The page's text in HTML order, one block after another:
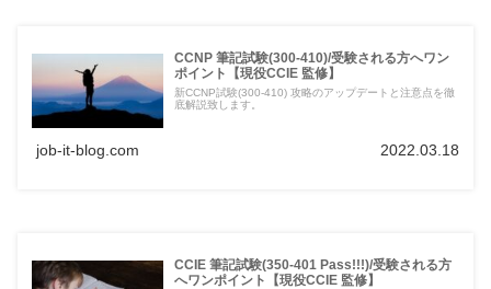
CCNP 筆記試験(300-410)/受験される方へワン
ポイント【現役CCIE 監修】
新CCNP試験(300-410) 攻略のアップデートと注意点を徹
底解説致します。
job-it-blog.com 2022.03.18
CCIE 筆記試験(350-401 Pass!!!)/受験される方
へワンポイント【現役CCIE 監修】